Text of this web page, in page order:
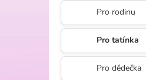
Pro rodinu
Pro tatínka
Pro dědečka